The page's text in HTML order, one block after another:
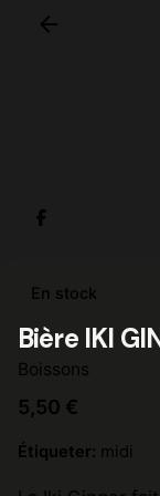
En stock
Bière IKI
Boissons
5,50 €
Étiqueter: midi